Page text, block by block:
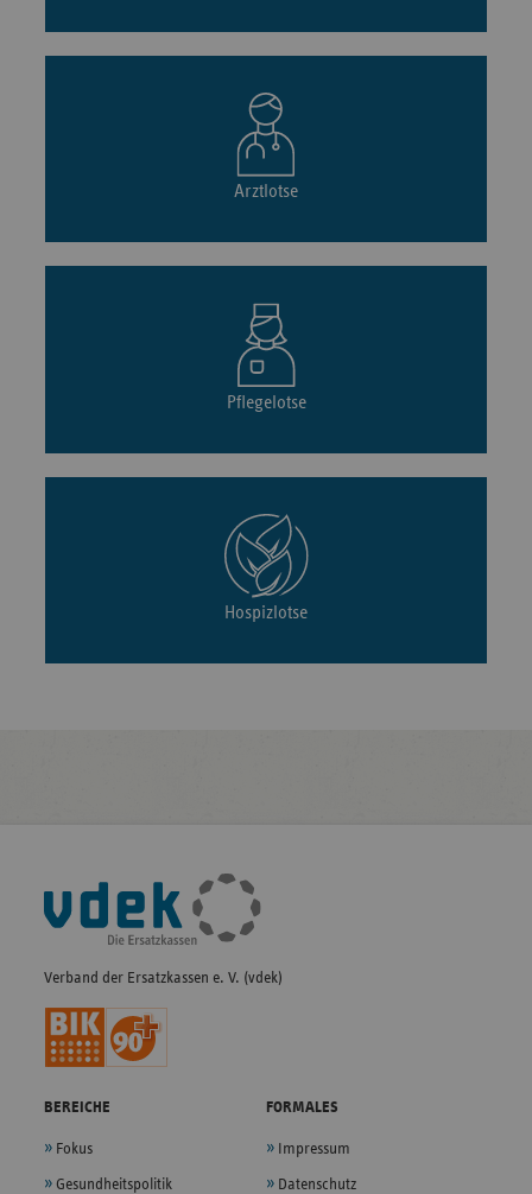
Arztlotse
Pflegelotse
Hospizlotse
Fußleisten-
Navigation
Verband der Ersatzkassen e. V. (vdek)
BEREICHE
Fokus
Gesundheitspolitik
FORMALES
Impressum
Datenschutz